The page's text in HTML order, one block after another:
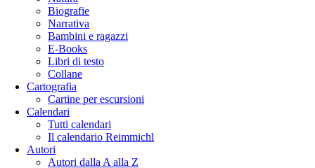
Biografie
Narrativa
Bambini e ragazzi
E-Books
Libri di testo
Collane
Cartografia
Cartine per escursioni
Calendari
Tutti calendari
Il calendario Reimmichl
Autori
Autori dalla A alla Z